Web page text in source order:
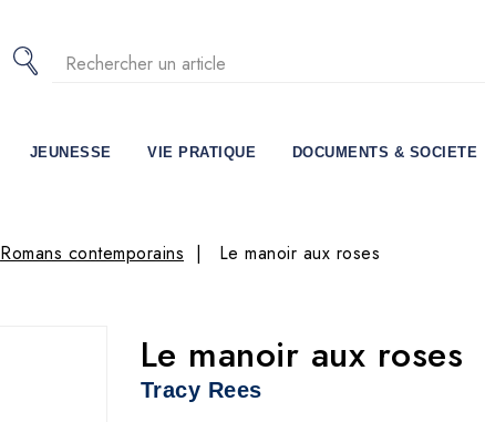
JEUNESSE VIE PRATIQUE DOCUMENTS & SOCIETE
Romans contemporains Le manoir aux roses
Le manoir aux roses
Tracy Rees